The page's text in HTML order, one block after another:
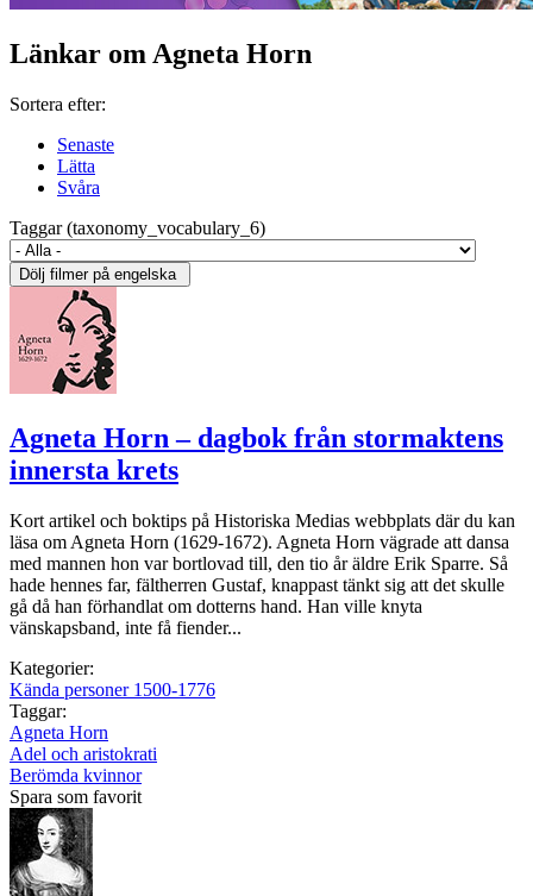
Länkar om Agneta Horn
Sortera efter:
Senaste
Lätta
Svåra
Taggar (taxonomy_vocabulary_6)
Agneta Horn – dagbok från stormaktens
innersta krets
Kort artikel och boktips på Historiska Medias webbplats där du kan
läsa om Agneta Horn (1629-1672). Agneta Horn vägrade att dansa
med mannen hon var bortlovad till, den tio år äldre Erik Sparre. Så
hade hennes far, fältherren Gustaf, knappast tänkt sig att det skulle
gå då han förhandlat om dotterns hand. Han ville knyta
vänskapsband, inte få fiender...
Kategorier:
Kända personer 1500-1776
Taggar:
Agneta Horn
Adel och aristokrati
Berömda kvinnor
Spara som favorit